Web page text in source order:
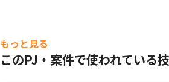
もっと見る
このPJ・案件で使われている